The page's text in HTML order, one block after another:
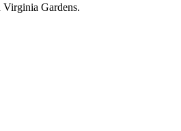
Virginia Gardens.